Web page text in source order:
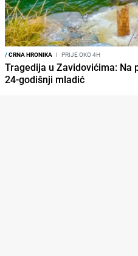
/CRNA HRONIKA I PRIJE OKO 4H
Tragedija u Zavidovićima: Na
24-godišnji mladić